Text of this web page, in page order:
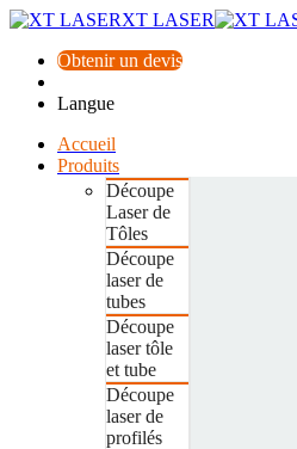
XT LASER
Obtenir un devis
Langue
Accueil
Produits
Découpe
Laser de
Tôles
Découpe
laser de
tubes
Découpe
laser tôle
et tube
Découpe
laser de
profilés